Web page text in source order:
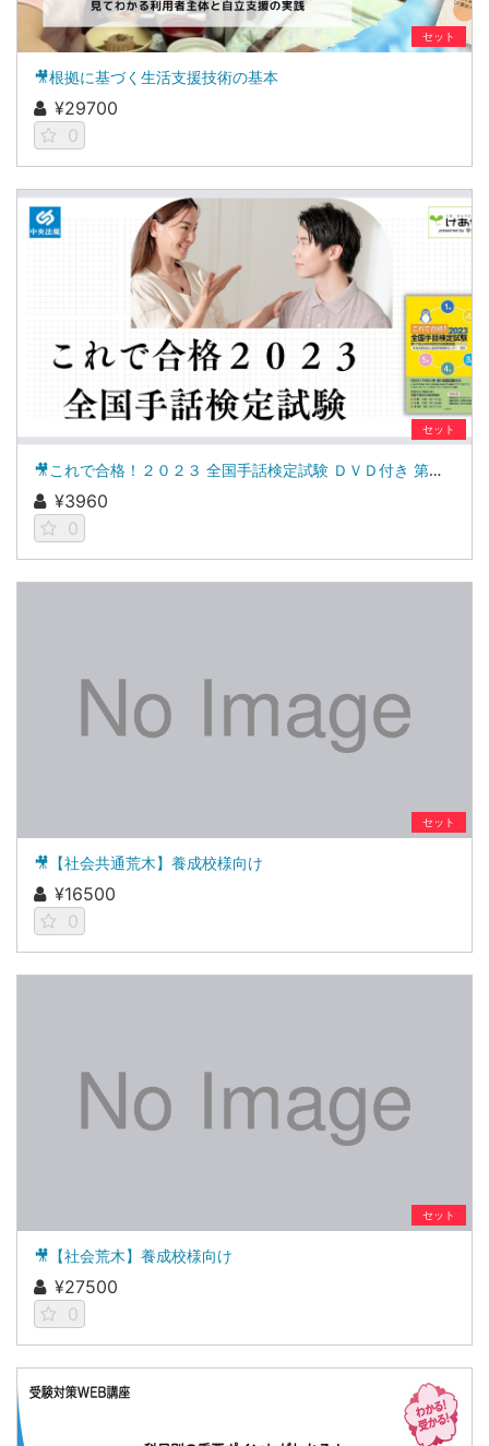
セット
🎥根拠に基づく生活支援技術の基本
¥29700
0
セット
🎥これで合格！２０２３ 全国手話検定試験 ＤＶＤ付き 第１７回全国手話検定試験解説集
¥3960
0
セット
🎥【社会共通荒木】養成校様向け
¥16500
0
セット
🎥【社会荒木】養成校様向け
¥27500
0